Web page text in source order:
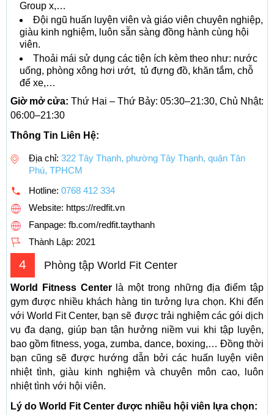
Group x,…
Đội ngũ huấn luyện viên và giáo viên chuyên nghiệp,
giàu kinh nghiệm, luôn sẵn sàng đồng hành cùng hội
viên.
Thoải mái sử dụng các tiện ích kèm theo như: nước
uống, phòng xông hơi ướt, tủ đựng đồ, khăn tắm, chỗ
để xe,…
Giờ mở cửa: Thứ Hai – Thứ Bảy: 05:30–21:30, Chủ Nhật:
06:00–21:30
Thông Tin Liên Hệ:
Địa chỉ: 322 Tây Thạnh, phường Tây Thạnh, quận Tân
Phú, TPHCM
Hotline: 0768 412 334
Website: https://redfit.vn
Fanpage: fb.com/redfit.taythanh
Thành Lập: 2021
4 Phòng tập World Fit Center
World Fitness Centerlà một trong những địa điểm tập
gym được nhiều khách hàng tin tưởng lựa chọn. Khi đến
với World Fit Center, bạn sẽ được trải nghiệm các gói dịch
vụ đa dạng, giúp bạn tận hưởng niềm vui khi tập luyện,
bao gồm fitness, yoga, zumba, dance, boxing,… Đồng thời
bạn cũng sẽ được hướng dẫn bởi các huấn luyện viên
nhiệt tình, giàu kinh nghiệm và chuyên môn cao, luôn
nhiệt tình với hội viên.
Lý do World Fit Center được nhiều hội viên lựa chọn: